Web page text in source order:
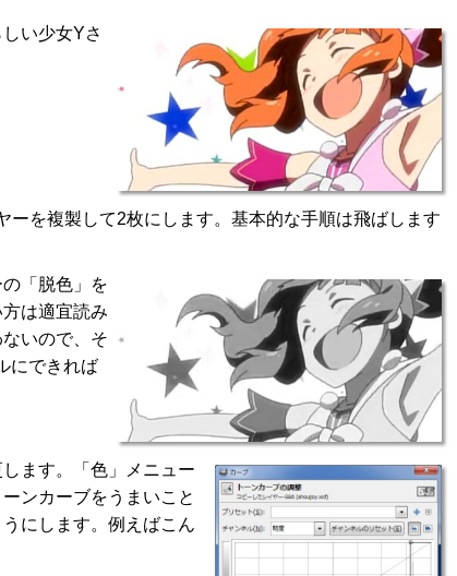
い少女Yさ
ーを複製して2枚にします。基本的な手順は飛ばします
「脱色」を
は適宜読み
いので、そ
にできれば
ます。「色」メニュー
ンカーブをうまいこと
にします。例えばこん